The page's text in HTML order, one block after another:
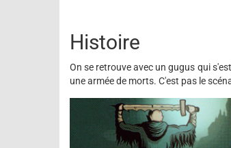
Histoire
On se retrouve avec un gugus qui
une armée de morts. C'est pas le